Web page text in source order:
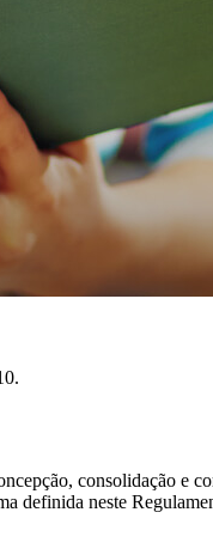
consolidação e
definida neste